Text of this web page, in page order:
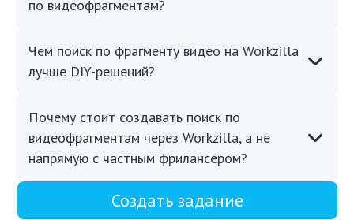
по видеофрагментам?
Чем поиск по фрагменту видео на Workzilla
лучше DIY-решений?
Почему стоит создавать поиск по
видеофрагментам через Workzilla, а не
напрямую с частным фрилансером?
Создать задание